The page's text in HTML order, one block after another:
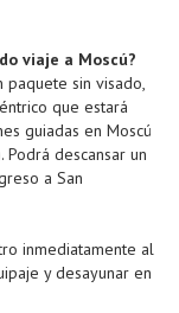
viaje a Moscú?
paquete sin visado,
que estará
guiadas en Moscú
descansar un
a San
inmediatamente al
y desayunar en